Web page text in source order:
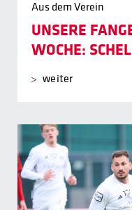
Aus dem Verein
UNSERE
WOCHE:
weiter